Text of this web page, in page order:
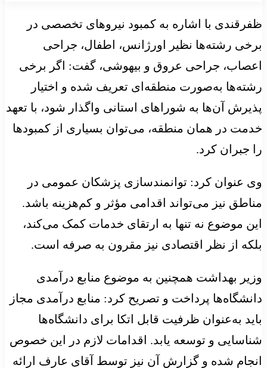
ظفرقندی با اشاره به کمبود نیروهای تخصصی در
برخی رشته‌ها نظیر اورژانس، اطفال، جراحی
اعصاب، جراحی عروق و بیهوشی، گفت: اگر برخی
رشته‌ها به‌صورت منطقه‌ای تعریف شده و اختیار
پذیرش آن‌ها به شوراهای استانی واگذار شود، با تعهد
خدمت در همان منطقه، می‌توان بسیاری از کمبودها
را جبران کرد.
وی عنوان کرد: توانمندسازی پزشکان عمومی در
مناطق نیز می‌تواند اقدامی مؤثر و کم‌هزینه باشد.
این موضوع نه تنها به ارتقای خدمات کمک می‌کند،
بلکه از نظر اقتصادی نیز مقرون به صرفه است.
وزیر بهداشت همچنین به موضوع منابع درآمدی
دانشگاه‌ها پرداخت و تصریح کرد: منابع درآمدی مجاز
باید به‌عنوان ظرفیت قابل اتکا برای دانشگاه‌ها
شناسایی و توسعه یابد. اقدامات لازم در این خصوص
انجام شده و گزارش آن نیز توسط آقای عارف ارائه